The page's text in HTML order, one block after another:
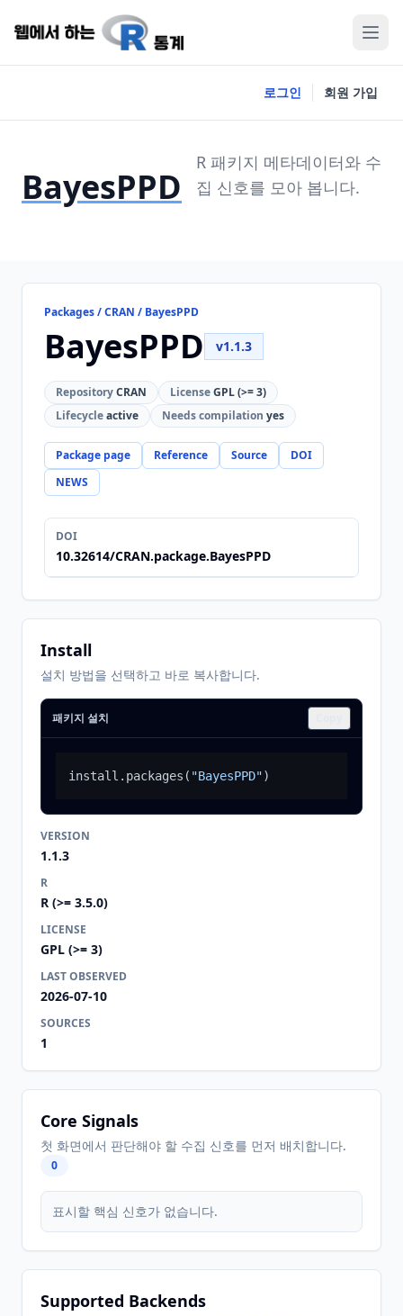
로그인 회원 가입
BayesPPD
R 패키지 메타데이터와 수
집 신호를 모아 봅니다.
Packages / CRAN / BayesPPD
BayesPPD v1.1.3
RepositoryCRAN LicenseGPL (>= 3)
Lifecycleactive Needs compilation yes
Package page Reference Source
DOI
NEWS
DOI
10.32614/CRAN.package.BayesPPD
Install
설치 방법을 선택하고 바로 복사합니다.
패키지 설치
install.packages ( "BayesPPD")
VERSION
1.1.3
R
R (>= 3.5.0)
LICENSE
GPL (>= 3)
LAST OBSERVED
2026-07-10
SOURCES
1
Core Signals
첫 화면에서 판단해야 할 수집 신호를 먼저 배치합니다.
0
표시할 핵심 신호가 없습니다.
Supported Backends